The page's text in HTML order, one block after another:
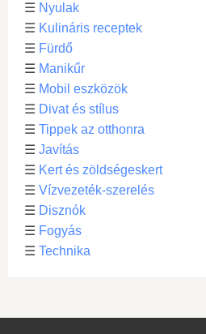
☰ Nyulak
☰ Kulináris receptek
☰ Fürdő
☰ Manikűr
☰ Mobil eszközök
☰ Divat és stílus
☰ Tippek az otthonra
☰ Javítás
☰ Kert és zöldségeskert
☰ Vízvezeték-szerelés
☰ Disznók
☰ Fogyás
☰ Technika